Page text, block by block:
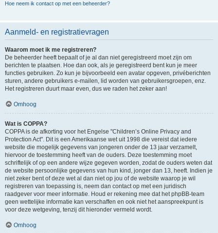
Hoe neem ik contact op met een beheerder?
Aanmeld- en registratievragen
Waarom moet ik me registreren?
De beheerder heeft bepaalt of je al dan niet geregistreerd moet zijn om
berichten te plaatsen. Hoe dan ook, als je geregistreerd bent kun je meer
functies gebruiken. Zo kun je bijvoorbeeld een avatar opgeven, privéberichten
sturen, andere gebruikers e-mailen, lid worden van gebruikersgroepen, enz.
Het registreren duurt maar even, dus we raden het zeker aan!
Omhoog
Wat is COPPA?
COPPA is de afkorting voor het Engelse "Children’s Online Privacy and
Protection Act". Dit is een Amerikaanse wet uit 1998 die vereist dat iedere
website die mogelijk gegevens van jongeren onder de 13 jaar verzamelt,
hiervoor de toestemming heeft van de ouders. Deze toestemming moet
schriftelijk of op een andere wijze gegeven worden, zodat de ouders weten dat
de website persoonlijke gegevens van hun kind, jonger dan 13, heeft. Indien je
niet zeker bent of deze wet al dan niet op jou of de website waarop je wil
registreren van toepassing is, neem dan contact op met een juridisch
raadgever voor meer informatie. Houd er rekening mee dat het phpBB-team
geen wettelijke informatie kan verschaffen en ook niet het aanspreekpunt is
voor deze wetgeving, tenzij dit hieronder vermeld wordt.
Omhoog